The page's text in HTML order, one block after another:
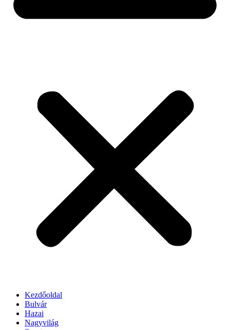
Kezdőoldal
Bulvár
Hazai
Nagyvilág